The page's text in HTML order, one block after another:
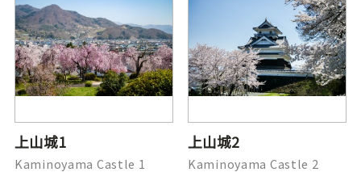
上山城1
Kaminoyama Castle 1
上山城2
Kaminoyama Castle 2